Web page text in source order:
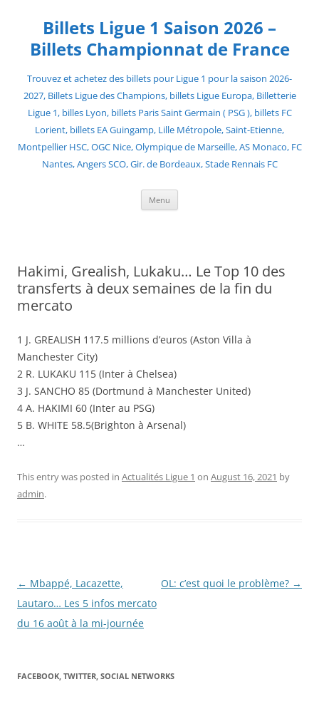
contentBillets Ligue 1 Saison 2026 –
Billets Championnat de France
Trouvez et achetez des billets pour Ligue 1 pour la saison 2026-
2027, Billets Ligue des Champions, billets Ligue Europa, Billetterie
Ligue 1, billes Lyon, billets Paris Saint Germain ( PSG ), billets FC
Lorient, billets EA Guingamp, Lille Métropole, Saint-Etienne,
Montpellier HSC, OGC Nice, Olympique de Marseille, AS Monaco, FC
Nantes, Angers SCO, Gir. de Bordeaux, Stade Rennais FC
Menu
Hakimi, Grealish, Lukaku… Le Top 10 des
transferts à deux semaines de la fin du
mercato
1 J. GREALISH 117.5 millions d’euros (Aston Villa à
Manchester City)
2 R. LUKAKU 115 (Inter à Chelsea)
3 J. SANCHO 85 (Dortmund à Manchester United)
4 A. HAKIMI 60 (Inter au PSG)
5 B. WHITE 58.5(Brighton à Arsenal)
…
This entry was posted in Actualités Ligue 1 on August 16, 2021 by
admin.
Post
navigation
← Mbappé, Lacazette,
Lautaro… Les 5 infos mercato
du 16 août à la mi-journée
OL: c’est quoi le problème? →
FACEBOOK, TWITTER, SOCIAL NETWORKS